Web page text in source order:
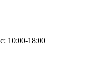
10:00-18:00